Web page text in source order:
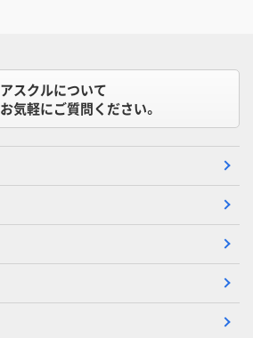
アスクルについて
お気軽にご質問ください。